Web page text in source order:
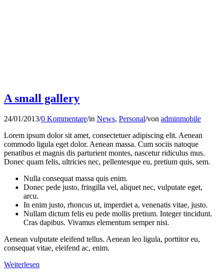
A small gallery
24/01/2013/0 Kommentare/in News, Personal/von adminmobile
Lorem ipsum dolor sit amet, consectetuer adipiscing elit. Aenean
commodo ligula eget dolor. Aenean massa. Cum sociis natoque
penatibus et magnis dis parturient montes, nascetur ridiculus mus.
Donec quam felis, ultricies nec, pellentesque eu, pretium quis, sem.
Nulla consequat massa quis enim.
Donec pede justo, fringilla vel, aliquet nec, vulputate eget,
arcu.
In enim justo, rhoncus ut, imperdiet a, venenatis vitae, justo.
Nullam dictum felis eu pede mollis pretium. Integer tincidunt.
Cras dapibus. Vivamus elementum semper nisi.
Aenean vulputate eleifend tellus. Aenean leo ligula, porttitor eu,
consequat vitae, eleifend ac, enim.
Weiterlesen